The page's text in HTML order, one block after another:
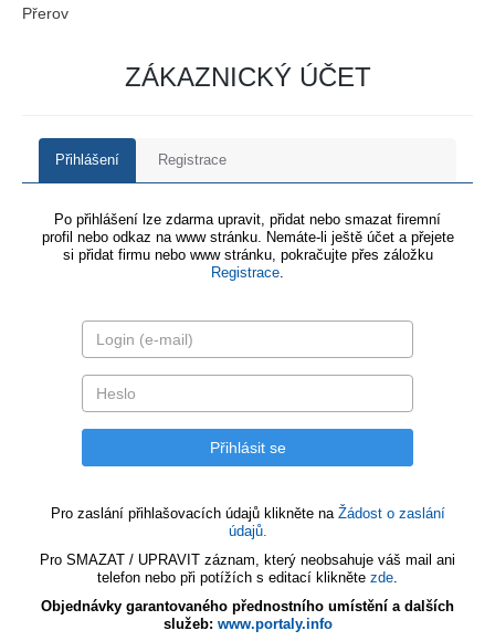
Přerov
ZÁKAZNICKÝ ÚČET
Přihlášení Registrace
Po přihlášení lze zdarma upravit, přidat nebo smazat firemní
profil nebo odkaz na www stránku. Nemáte-li ještě účet a přejete
si přidat firmu nebo www stránku, pokračujte přes záložku
Registrace.
Pro zaslání přihlašovacích údajů klikněte na Žádost o zaslání
údajů.
Pro SMAZAT / UPRAVIT záznam, který neobsahuje váš mail ani
telefon nebo při potížích s editací klikněte zde.
Objednávky garantovaného přednostního umístění a dalších
služeb: www.portaly.info